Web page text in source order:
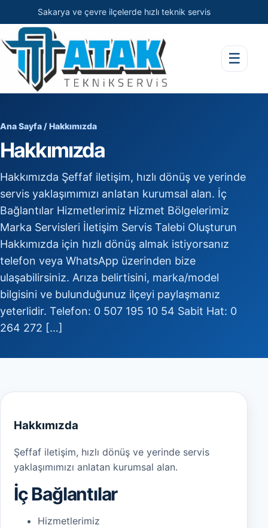
Sakarya ve çevre ilçelerde hızlı teknik servis
☰
Ana Sayfa / Hakkımızda
Hakkımızda
Hakkımızda Şeffaf iletişim, hızlı dönüş ve yerinde
servis yaklaşımımızı anlatan kurumsal alan. İç
Bağlantılar Hizmetlerimiz Hizmet Bölgelerimiz
Marka Servisleri İletişim Servis Talebi Oluşturun
Hakkımızda için hızlı dönüş almak istiyorsanız
telefon veya WhatsApp üzerinden bize
ulaşabilirsiniz. Arıza belirtisini, marka/model
bilgisini ve bulunduğunuz ilçeyi paylaşmanız
yeterlidir. Telefon: 0 507 195 10 54 Sabit Hat: 0
264 272 […]
Hakkımızda
Şeffaf iletişim, hızlı dönüş ve yerinde servis
yaklaşımımızı anlatan kurumsal alan.
İç Bağlantılar
Hizmetlerimiz